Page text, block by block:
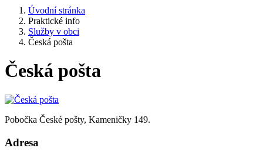
Úvodní stránka
Praktické info
Služby v obci
Česká pošta
Česká pošta
Pobočka České pošty, Kameničky 149.
Adresa